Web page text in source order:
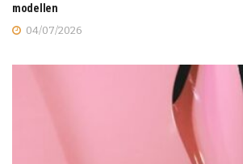
modellen
04/07/2026